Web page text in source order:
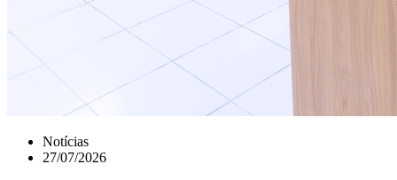
Notícias
27/07/2026